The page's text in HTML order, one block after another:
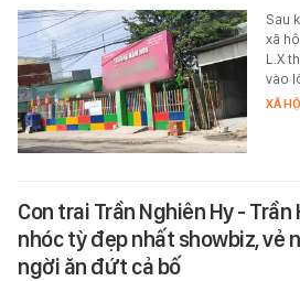
Sau
xã
L.X
vào
XÃ
Con trai Trần Nghiên Hy -
nhóc tỳ đẹp nhất showbiz, vẻ
ngời ăn đứt cả bố